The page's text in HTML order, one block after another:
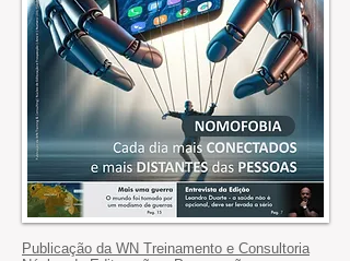
Publicação da WN Treinamento e Consultoria